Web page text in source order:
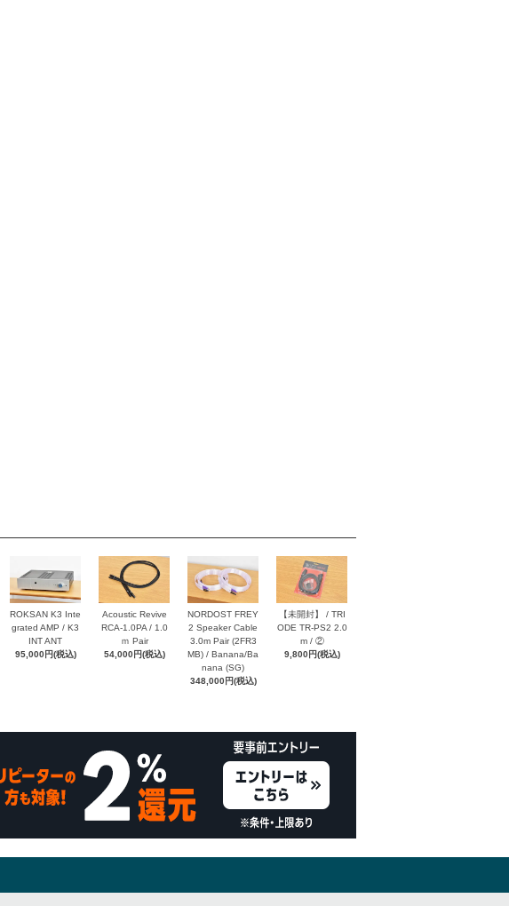
ROKSAN K3 Inte
grated AMP / K3
INT ANT
95,000円(税込)
Acoustic Revive
RCA-1.0PA / 1.0
ｍ Pair
54,000円(税込)
NORDOST FREY
2 Speaker Cable
3.0m Pair (2FR3
MB) / Banana/Ba
nana (SG)
348,000円(税込)
【未開封】 / TRI
ODE TR-PS2 2.0
m / ②
9,800円(税込)